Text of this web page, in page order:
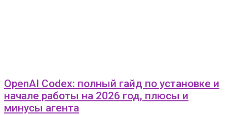
OpenAI Codex: полный гайд по установке и
начале работы на 2026 год, плюсы и
минусы агента